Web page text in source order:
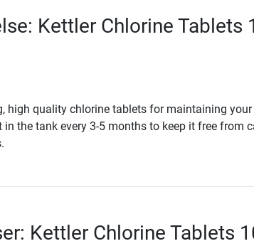
Kettler Chlorine Tablets
high quality chlorine tablets for maintaining
the tank every 3-5 months to keep it free from
Kettler Chlorine Tablets